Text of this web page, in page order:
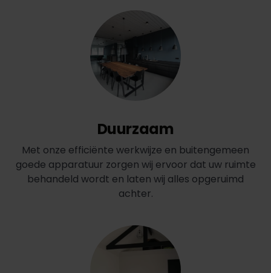
Duurzaam
Met onze efficiënte werkwijze en buitengemeen
goede apparatuur zorgen wij ervoor dat uw ruimte
behandeld wordt en laten wij alles opgeruimd
achter.